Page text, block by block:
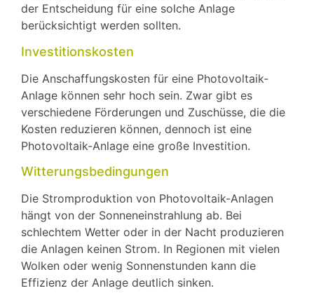
der Entscheidung für eine solche Anlage
berücksichtigt werden sollten.
Investitionskosten
Die Anschaffungskosten für eine Photovoltaik-
Anlage können sehr hoch sein. Zwar gibt es
verschiedene Förderungen und Zuschüsse, die die
Kosten reduzieren können, dennoch ist eine
Photovoltaik-Anlage eine große Investition.
Witterungsbedingungen
Die Stromproduktion von Photovoltaik-Anlagen
hängt von der Sonneneinstrahlung ab. Bei
schlechtem Wetter oder in der Nacht produzieren
die Anlagen keinen Strom. In Regionen mit vielen
Wolken oder wenig Sonnenstunden kann die
Effizienz der Anlage deutlich sinken.